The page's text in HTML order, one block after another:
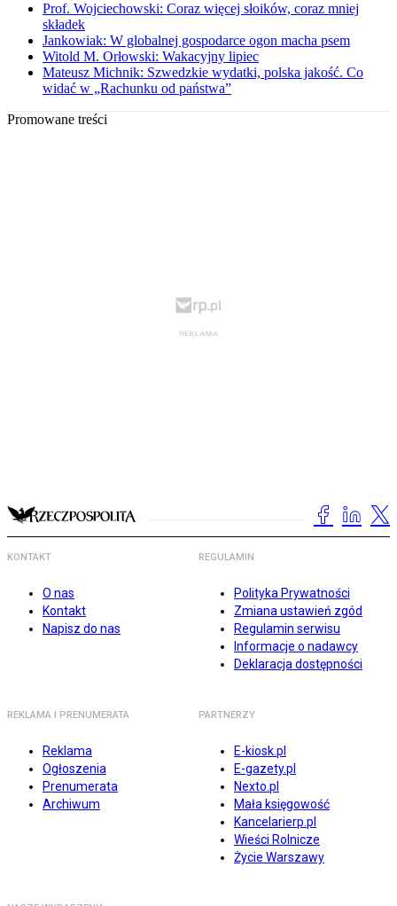
Prof. Wojciechowski: Coraz więcej słoików, coraz mniej
składek
Jankowiak: W globalnej gospodarce ogon macha psem
Witold M. Orłowski: Wakacyjny lipiec
Mateusz Michnik: Szwedzkie wydatki, polska jakość. Co
widać w „Rachunku od państwa”
Promowane treści
KONTAKT
O nas
Kontakt
Napisz do nas
REGULAMIN
Polityka Prywatności
Zmiana ustawień zgód
Regulamin serwisu
Informacje o nadawcy
Deklaracja dostępności
REKLAMA I PRENUMERATA
Reklama
Ogłoszenia
Prenumerata
Archiwum
PARTNERZY
E-kiosk.pl
E-gazety.pl
Nexto.pl
Mała księgowość
Kancelarierp.pl
Wieści Rolnicze
Życie Warszawy